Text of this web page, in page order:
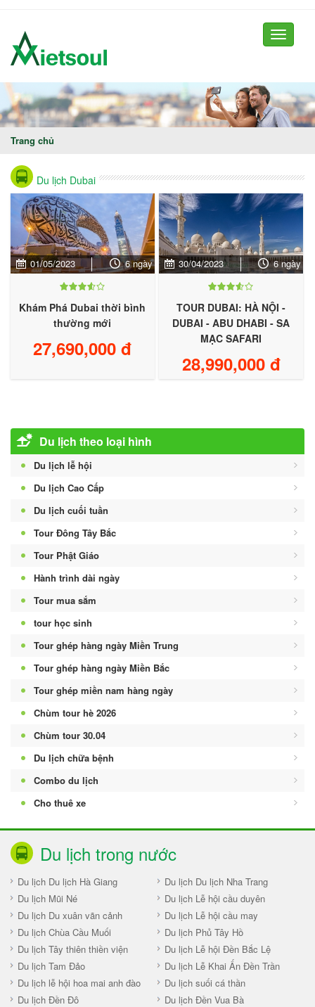
Toggle
Trang chủ
Du lịch Dubai
01/05/2023 6 ngày
Khám Phá Dubai thời bình
thường mới
27,690,000 đ
30/04/2023 6 ngày
TOUR DUBAI: HÀ NỘI -
DUBAI - ABU DHABI - SA
MẠC SAFARI
28,990,000 đ
Du lịch theo loại hình
Du lịch lễ hội
Du lịch Cao Cấp
Du lịch cuối tuần
Tour Đông Tây Bắc
Tour Phật Giáo
Hành trình dài ngày
Tour mua sắm
tour học sinh
Tour ghép hàng ngày Miền Trung
Tour ghép hàng ngày Miền Bắc
Tour ghép miền nam hàng ngày
Chùm tour hè 2026
Chùm tour 30.04
Du lịch chữa bệnh
Combo du lịch
Cho thuê xe
Du lịch trong nước
Du lịch Du lịch Hà Giang
Du lịch Du lịch Nha Trang
Du lịch Mũi Né
Du lịch Lễ hội cầu duyên
Du lịch Du xuân vãn cảnh
Du lịch Lễ hội cầu may
Du lịch Chùa Cầu Muối
Du lịch Phủ Tây Hồ
Du lịch Tây thiên thiền viện
Du lịch Lễ hội Đền Bắc Lệ
Du lịch Tam Đảo
Du lịch Lễ Khai Ấn Đền Trần
Du lịch lễ hội hoa mai anh đào
Du lịch suối cá thần
Du lịch Đền Đô
Du lịch Đền Vua Bà